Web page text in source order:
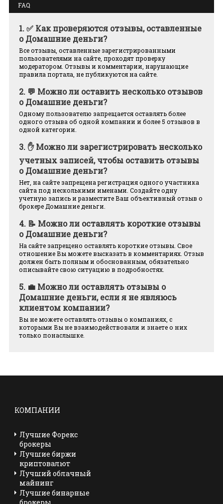
FAQ
1.✅ Как проверяются отзывы, оставленные
о Домашние деньги?
Все отзывы, оставленные зарегистрированными
пользователями на сайте, проходят проверку
модератором. Отзывы и комментарии, нарушающие
правила портала, не публикуются на сайте.
2. 💬 Можно ли оставить несколько отзывов
о Домашние деньги?
Одному пользователю запрещается оставлять более
одного отзыва об одной компании и более 5 отзывов в
одной категории.
3. ✋ Можно ли зарегистрировать несколько
учетных записей, чтобы оставить отзывы
о Домашние деньги?
Нет, на сайте запрещена регистрация одного участника
сайта под несколькими именами. Создайте одну
учетную запись и разместите Ваш объективный отзыв о
брокере Домашние деньги.
4. 📝 Можно ли оставлять короткие отзывы
о Домашние деньги?
На сайте запрещено оставлять короткие отзывы. Свое
отношение Вы можете высказать в комментариях. Отзыв
должен быть полным и обоснованным, обязательно
описывайте свою ситуацию в подробностях.
5. 💼 Можно ли оставлять отзывы о
Домашние деньги, если я не являюсь
клиентом компании?
Вы не можете оставлять отзывы о компаниях, с
которыми Вы не взаимодействовали и знаете о них
только понаслышке.
КОМПАНИИ
Лучшие Форекс
брокеры
Лучшие биржи
криптовалют
Лучший облачный
майнинг
Лучшие бинарные